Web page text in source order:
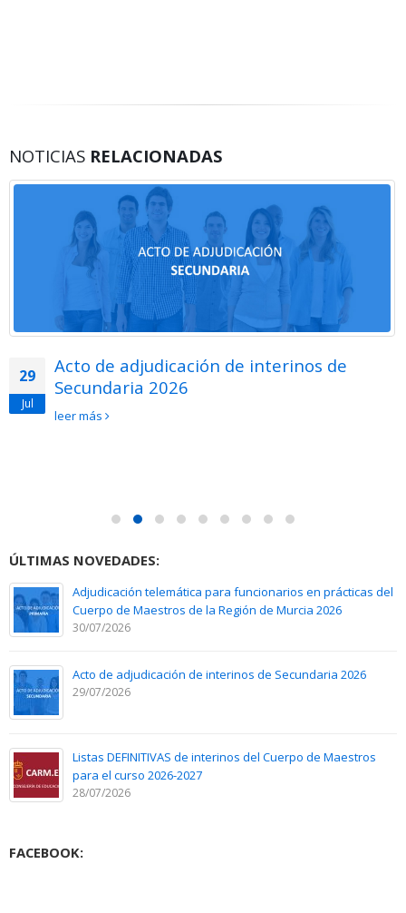
NOTICIAS RELACIONADAS
29
Jul
Acto de adjudicación de interinos de
Secundaria 2026
leer más
ÚLTIMAS NOVEDADES:
Adjudicación telemática para funcionarios en prácticas del
Cuerpo de Maestros de la Región de Murcia 2026
30/07/2026
Acto de adjudicación de interinos de Secundaria 2026
29/07/2026
Listas DEFINITIVAS de interinos del Cuerpo de Maestros
para el curso 2026-2027
28/07/2026
FACEBOOK: